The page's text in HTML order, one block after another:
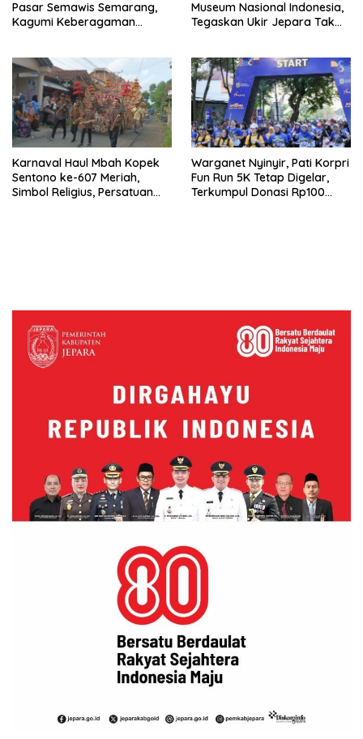
Pasar Semawis Semarang,
Kagumi Keberagaman
Museum Nasional Indonesia,
Tegaskan Ukir Jepara Tak
Karnaval Haul Mbah Kopek
Sentono ke-607 Meriah,
Simbol Religius, Persatuan
Warganet Nyinyir, Pati Korpri
Fun Run 5K Tetap Digelar,
Terkumpul Donasi Rp100